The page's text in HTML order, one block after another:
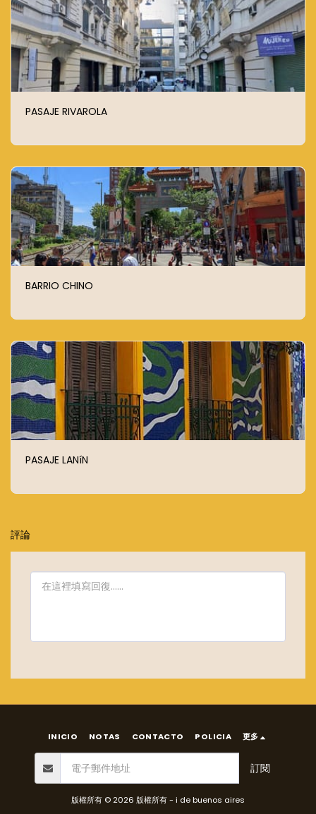
PASAJE RIVAROLA
BARRIO CHINO
PASAJE LANíN
評論
INICIO NOTAS CONTACTO POLICIA 更多
訂閱
版權所有 © 2026 版權所有 - i de buenos aires